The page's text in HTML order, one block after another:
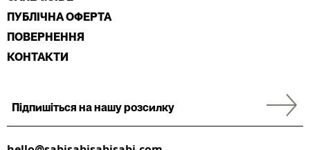
ПУБЛІЧНА ОФЕРТА
ПОВЕРНЕННЯ
КОНТАКТИ